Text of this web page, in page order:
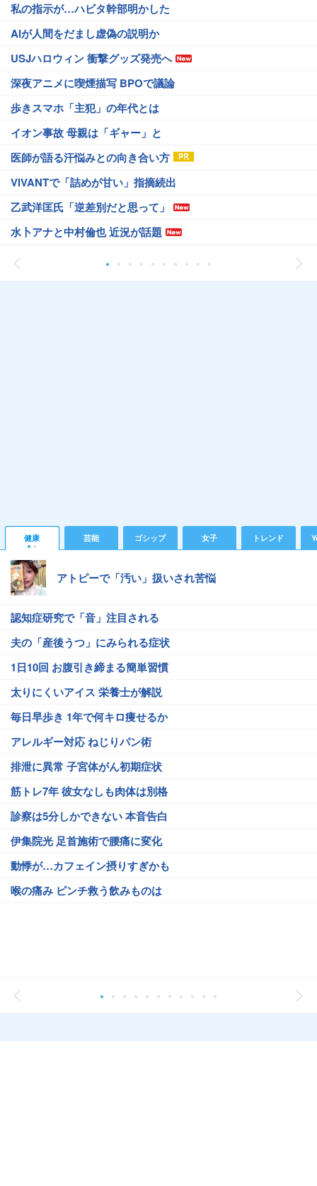
私の指示が…ハビタ幹部明かした
AIが人間をだまし虚偽の説明か
USJハロウィン 衝撃グッズ発売へ
深夜アニメに喫煙描写 BPOで議論
歩きスマホ「主犯」の年代とは
イオン事故 母親は「ギャー」と
医師が語る汗悩みとの向き合い方
VIVANTで「詰めが甘い」指摘続出
乙武洋匡氏「逆差別だと思って」
水卜アナと中村倫也 近況が話題
健康 芸能 ゴシップ 女子 トレンド
アトピーで「汚い」扱いされ苦悩
認知症研究で「音」注目される
夫の「産後うつ」にみられる症状
1日10回 お腹引き締まる簡単習慣
太りにくいアイス 栄養士が解説
毎日早歩き 1年で何キロ痩せるか
アレルギー対応 ねじりパン術
排泄に異常 子宮体がん初期症状
筋トレ7年 彼女なしも肉体は別格
診察は5分しかできない 本音告白
伊集院光 足首施術で腰痛に変化
動悸が…カフェイン摂りすぎかも
喉の痛み ピンチ救う飲みものは